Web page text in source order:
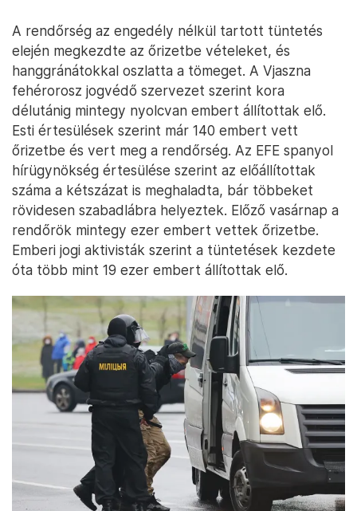
A rendőrség az engedély nélkül tartott tüntetés
elején megkezdte az őrizetbe vételeket, és
hanggránátokkal oszlatta a tömeget. A Vjaszna
fehérorosz jogvédő szervezet szerint kora
délutánig mintegy nyolcvan embert állítottak elő.
Esti értesülések szerint már 140 embert vett
őrizetbe és vert meg a rendőrség. Az EFE spanyol
hírügynökség értesülése szerint az előállítottak
száma a kétszázat is meghaladta, bár többeket
rövidesen szabadlábra helyeztek. Előző vasárnap a
rendőrök mintegy ezer embert vettek őrizetbe.
Emberi jogi aktivisták szerint a tüntetések kezdete
óta több mint 19 ezer embert állítottak elő.